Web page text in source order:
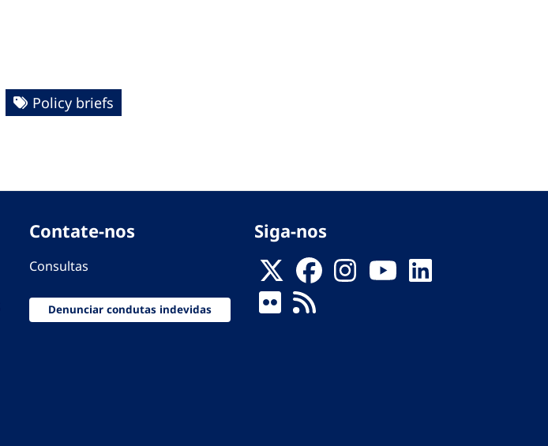
Policy briefs
Contate-nos
Consultas
Denunciar condutas indevidas
Siga-nos